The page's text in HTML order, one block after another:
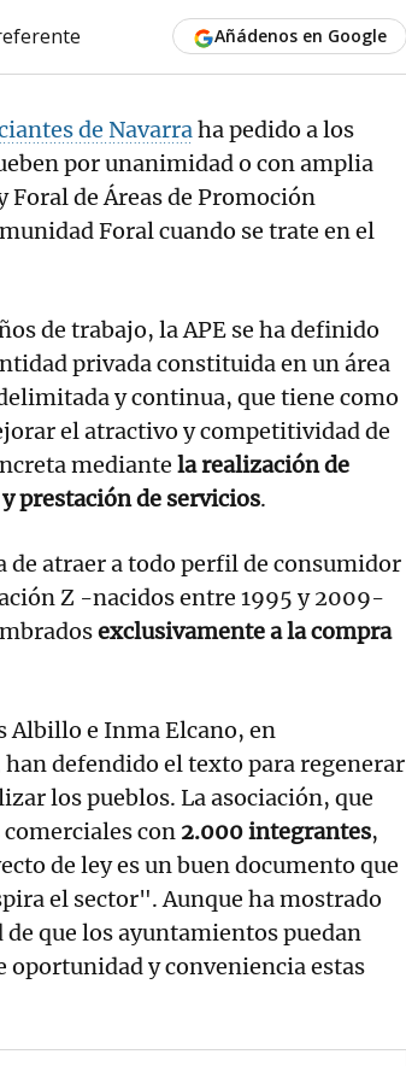
Añádenos en Google
de Navarraha pedido a los
por unanimidad o con amplia
Foral de Áreas de Promoción
Foral cuando se trate en el
de trabajo, la APE se ha definido
privada constituida en un área
y continua, que tiene como
el atractivo y competitividad de
mediantela realización de
prestación de servicios.
de atraer a todo perfil de consumidor
Z -nacidos entre 1995 y 2009-
exclusivamente a la compra
Albillo e Inma Elcano, en
defendido el texto para regenerar
los pueblos. La asociación, que
con 2.000 integrantes,
de ley es un buen documento que
el sector". Aunque ha mostrado
que los ayuntamientos puedan
oportunidad y conveniencia estas